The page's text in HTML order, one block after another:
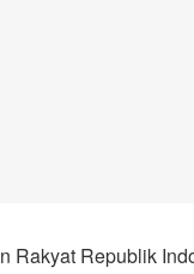
Rakyat Republik